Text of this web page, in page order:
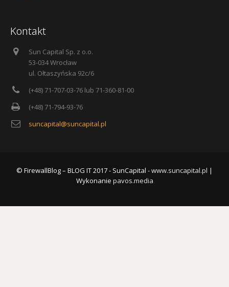
Kontakt
Sun Capital Sp. z o.o.
53-034 Wrocław
ul. Ołtaszyńska 92c/6
(+48) 71-707-03-76 lub 71-360-81-00
(+48) 71-794-93-76
suncapital@suncapital.pl
© FirewallBlog – BLOG IT 2017 - SunCapital -www.suncapital.pl |
Wykonanie pavos.media